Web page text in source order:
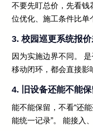
不要先盯总价，先看钱
位优化、施工条件比单
3. 校园巡更系统报
因为实施边界不同。
移动闭环，都会直接影
4. 旧设备还能不能保
能不能保留，不看“还
能统一记录”。 能接入